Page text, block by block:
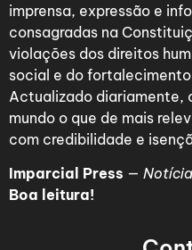
imprensa, expressão e
consagradas na
violações dos direitos
social e do
Actualizado diariamente,
mundo o que de mais
com credibilidade e
Imparcial Press —
Boa leitura!